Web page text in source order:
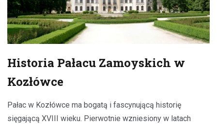
Historia Pałacu Zamoyskich w
Kozłówce
Pałac w Kozłówce ma bogatą i fascynującą historię
sięgającą XVIII wieku. Pierwotnie wzniesiony w latach